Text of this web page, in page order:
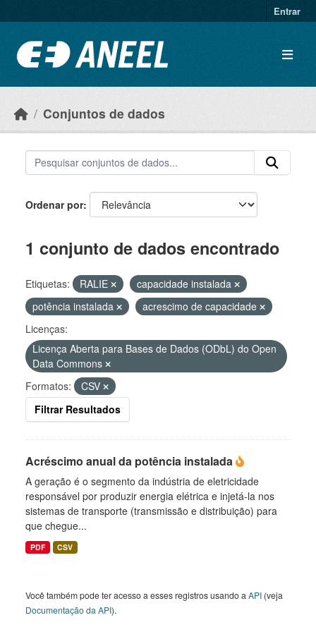
Entrar
Conjuntos de dados
Ordenar por
1 conjunto de dados encontrado
Etiquetas: RALIE
capacidade instalada
potência instalada
acrescimo de capacidade
Licenças:
Licença Aberta para Bases de Dados (ODbL) do Open
Data Commons
Formatos:
CSV
Filtrar Resultados
Acréscimo anual da potência instalada
A geração é o segmento da indústria de eletricidade
responsável por produzir energia elétrica e injetá-la nos
sistemas de transporte (transmissão e distribuição) para
que chegue...
PDF CSV
Você também pode ter acesso a esses registros usando a API (veja
Documentação da API).